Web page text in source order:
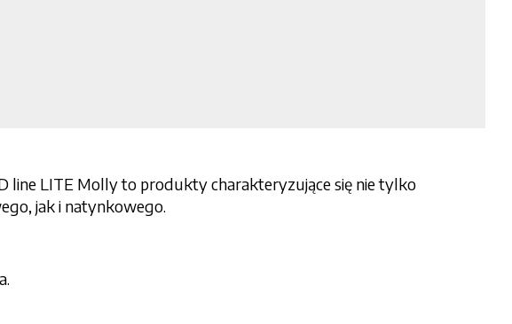
line LITE Molly to produkty charakteryzujące się nie tylko
jak i natynkowego.